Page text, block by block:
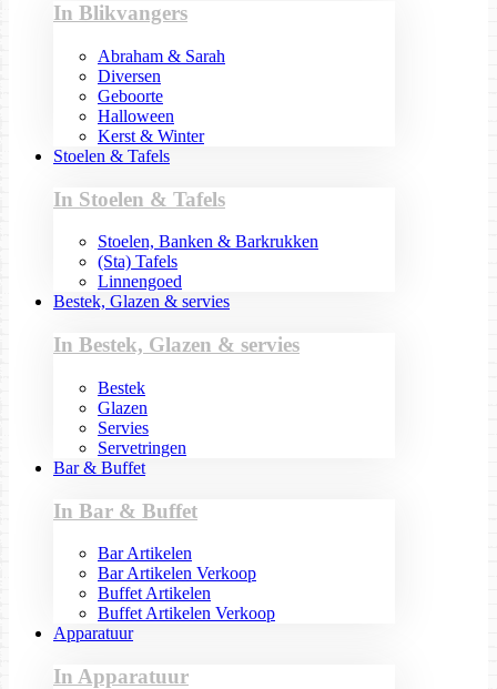
In Blikvangers
Abraham & Sarah
Diversen
Geboorte
Halloween
Kerst & Winter
Stoelen & Tafels
In Stoelen & Tafels
Stoelen, Banken & Barkrukken
(Sta) Tafels
Linnengoed
Bestek, Glazen & servies
In Bestek, Glazen & servies
Bestek
Glazen
Servies
Servetringen
Bar & Buffet
In Bar & Buffet
Bar Artikelen
Bar Artikelen Verkoop
Buffet Artikelen
Buffet Artikelen Verkoop
Apparatuur
In Apparatuur